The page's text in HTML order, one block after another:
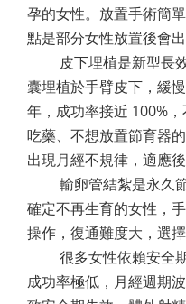
孕的女性。放置手術簡
點是部分女性放置後會
皮下埋植是新型長效
囊埋植於手臂皮下，緩
年，成功率接近 100%
吃藥、不想放置節育器
出現月經不規律，適應後
輸卵管結紮是永久節
確定不再生育的女性，
操作，復通難度大，選擇
很多女性依賴安全期
成功率極低，月經週期